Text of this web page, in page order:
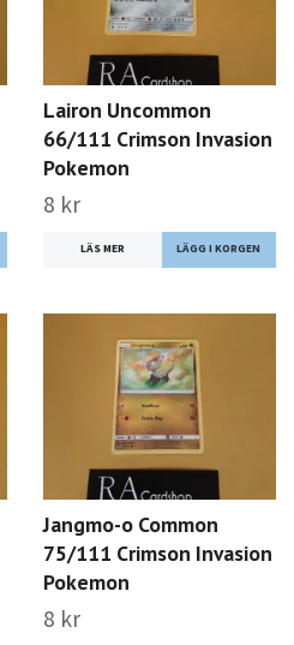
Lairon Uncommon
66/111 Crimson Invasion
Pokemon
8 kr
LÄS MER
Jangmo-o Common
75/111 Crimson Invasion
Pokemon
8 kr